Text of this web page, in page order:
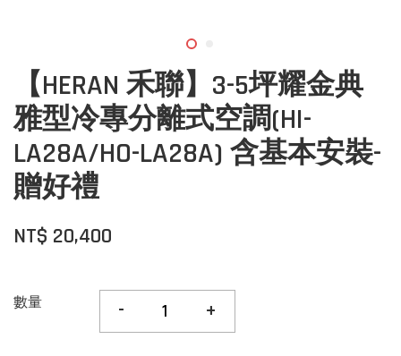
【HERAN 禾聯】3-5坪耀金典
雅型冷專分離式空調(HI-
LA28A/HO-LA28A) 含基本安裝-
贈好禮
NT$ 20,400
數量 - +